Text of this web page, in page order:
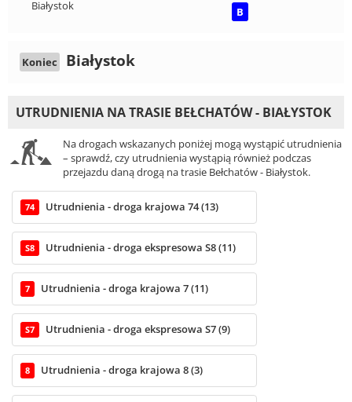
Białystok
B
Koniec Białystok
UTRUDNIENIA NA TRASIE BEŁCHATÓW - BIAŁYSTOK
Na drogach wskazanych poniżej mogą wystąpić utrudnienia
– sprawdź, czy utrudnienia wystąpią również podczas
przejazdu daną drogą na trasie Bełchatów - Białystok.
74 Utrudnienia - droga krajowa 74 (13)
S8 Utrudnienia - droga ekspresowa S8 (11)
7 Utrudnienia - droga krajowa 7 (11)
S7 Utrudnienia - droga ekspresowa S7 (9)
8 Utrudnienia - droga krajowa 8 (3)